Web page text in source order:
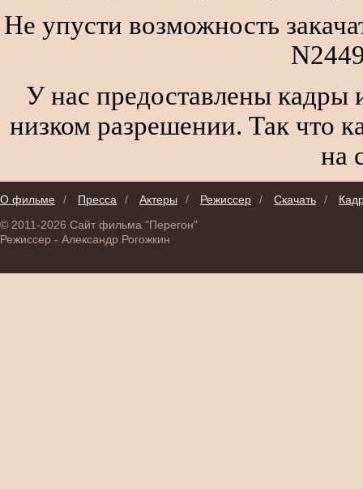
Не упусти возможность
У нас предоставлены кадры
низком разрешении. Так что
на
О фильме / Пресса / Актеры / Режиссер / Скачать /
© 2011-2026 Сайт фильма "Перегон"
Режиссер - Александр Рогожкин